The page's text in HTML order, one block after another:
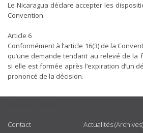
Le Nicaragua déclare accepter les
Convention.
Article 6
Conformément à l’article 16(3) de la
qu’une demande tendant au relevé de la
si elle est formée après l’expiration d’un
prononcé de la décision.
Contact
Actualités (Archives)